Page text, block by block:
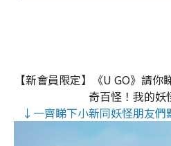
【新會員限定】《U GO》請
奇百怪！我的妖
↓一齊睇下小新同妖怪朋友